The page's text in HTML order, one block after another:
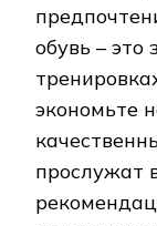
обувь – это
экономьте
прослужат